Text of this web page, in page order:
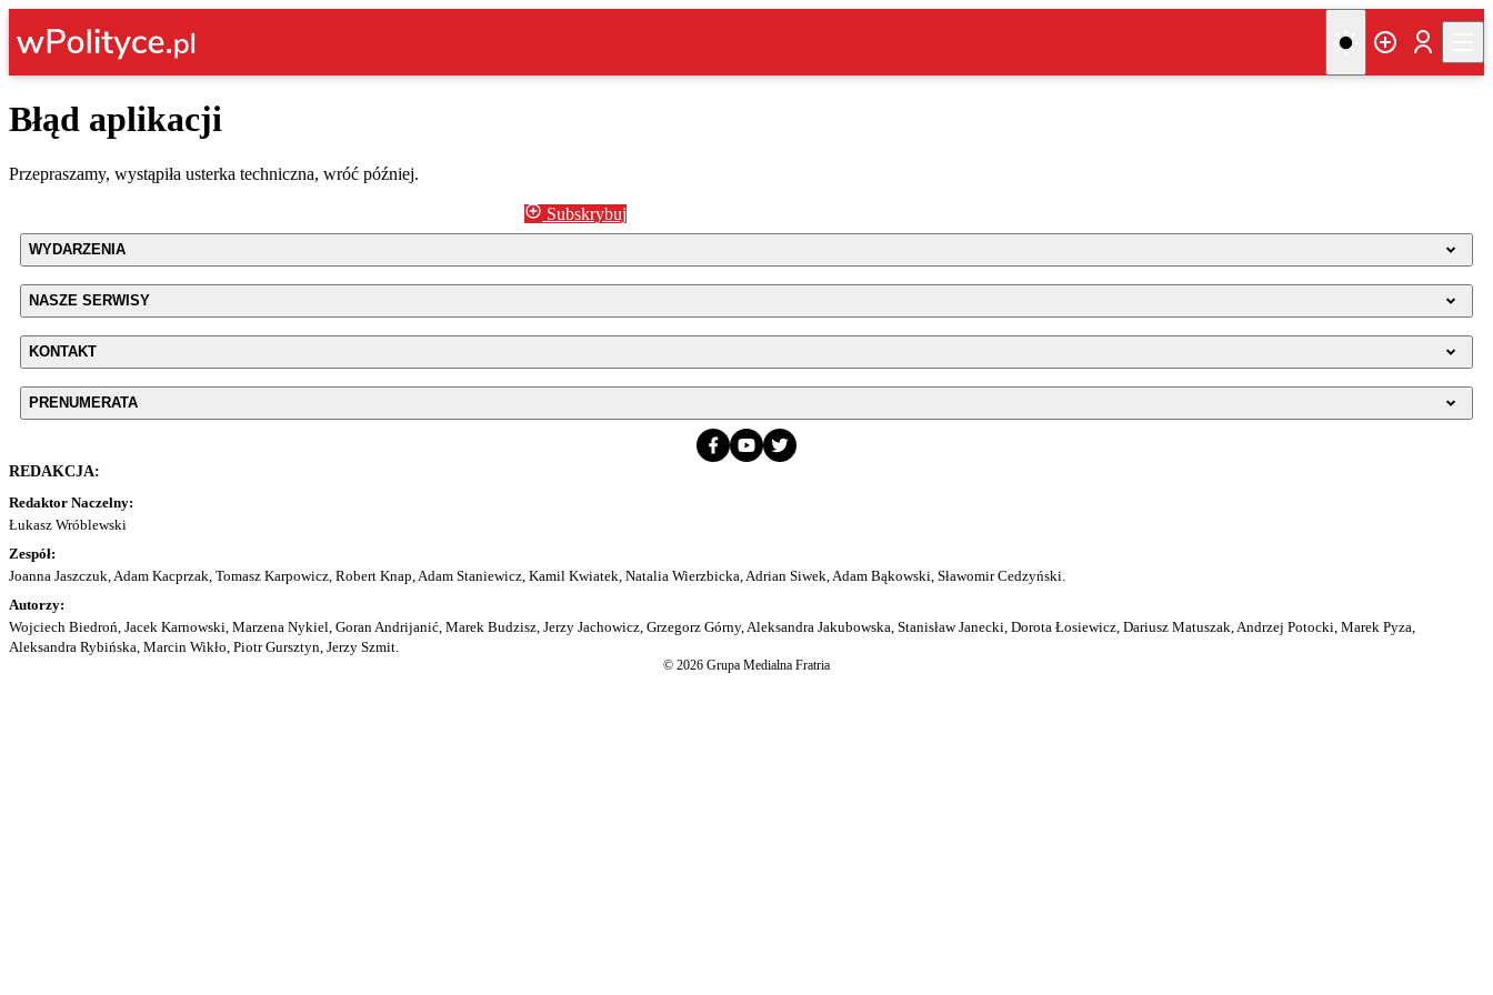
Błąd aplikacji
Przepraszamy, wystąpiła usterka techniczna, wróć później.
Subskrybuj
WYDARZENIA
NASZE SERWISY
KONTAKT
PRENUMERATA
REDAKCJA:
Redaktor Naczelny:
Łukasz Wróblewski
Zespół:
Joanna Jaszczuk, Adam Kacprzak, Tomasz Karpowicz, Robert Knap, Adam Staniewicz, Kamil Kwiatek, Natalia Wierzbicka, Adrian Siwek, Adam Bąkowski, Sławomir Cedzyński.
Autorzy:
Wojciech Biedroń, Jacek Karnowski, Marzena Nykiel, Goran Andrijanić, Marek Budzisz, Jerzy Jachowicz, Grzegorz Górny, Aleksandra Jakubowska, Stanisław Janecki, Dorota Łosiewicz, Dariusz Matuszak, Andrzej Potocki, Marek Pyza,
Aleksandra Rybińska, Marcin Wikło, Piotr Gursztyn, Jerzy Szmit.
© 2026 Grupa Medialna Fratria